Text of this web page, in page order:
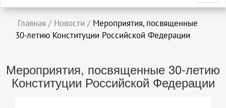
Главная / Новости / Мероприятия, посвященные
30-летию Конституции Российской Федерации
Мероприятия, посвященные 30-летию
Конституции Российской Федерации